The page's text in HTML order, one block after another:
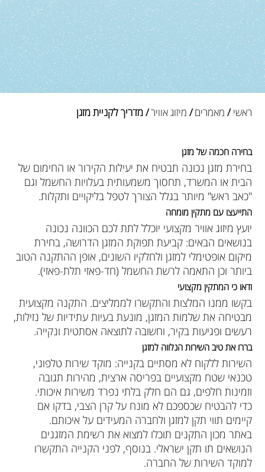
ראשי / מאמרים/ מיזוג אוויר/ מדריך לקניית מזגן
בחירה חכמה של מזגן
בחירת מזגן נכונה תבטיח את יעילות הקירור או החימום של
הבית או המשרד, תחסוך משמעותית בעלויות החשמל וגם
"כאב ראש" מיותר בגלל הצורך לטפל בליקויים ותקלות.
התייעצו עם מתקין מומחה
יועץ מיזוג אוויר מקצועי יוכלל לתת לכם הכוונה נכונה
בנושאים הבאים: קביעת תפוקת המזגן הדרושה, בחירת
מיקום אופטימלי למזגן ולחלקיו השונים, אופן ההתקנה הטוב
ביותר וכן התאמה לרשת החשמל (חד-פאזי תלת-פאזי).
ודאו כי המתקין מקצועי
בקשו ממנו המלצות והתקשרו לממליצים. התקנה מקצועית
מבטיחה את שלמות המזגן, מונעת בעיות עתידיות של נזילות,
רעשים ופגיעות בקיר, וחשובה לתוצאה אסתטית ונקייה.
בררו את טיב השירות הנלווה למזגן
השירות ללקוח לא מסתיים בקנייה: מוקד שירות טלפוני,
טכנאי שטח מקצועיים בפריסה ארצית, מהירות תגובה
וזמינות חלפים, גם הם חלק בלתי נפרד משירות איכותי.
כדי להבטיח שכספכם לא מונח על קרן הצבי, בדקו אם
קיימים תווי תקן למזגן ולחברה המעידים על איכותם.
באתר מכון התקנים תוכלו למצוא את רשימת המזגנים
הנושאים תו תקן ישראלי. בנוסף, לפני הקנייה התקשרו
למוקד השירות של החברה.